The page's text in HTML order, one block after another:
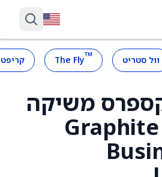
וול סטריט ™
The Fly
משיקה
את כרטיס Graphite